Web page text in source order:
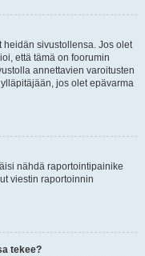
sivustollensa. Jos olet
että tämä on foorumin
annettavien varoitusten
jos olet epävarma
nähdä raportointipainike
viestin raportoinnin
tekee?